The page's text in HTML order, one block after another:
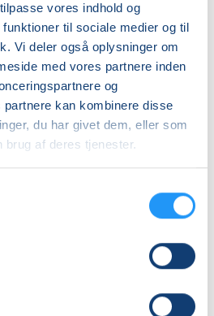
vores indhold og
til sociale medier og til
Vi deler også oplysninger om
med vores partnere inden
og
kan kombinere disse
du har givet dem, eller som
brug af deres tjenester.
- 14.00
- 14.00
Vesterled 24, 4690,